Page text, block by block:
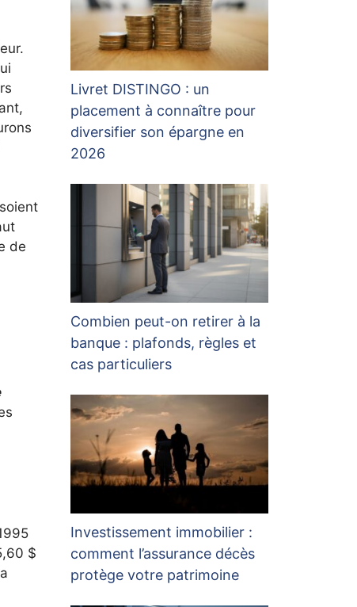
de
$
Livret DISTINGO : un
placement à connaître pour
diversifier son épargne en
2026
Combien peut-on retirer à la
banque : plafonds, règles et
cas particuliers
Investissement immobilier :
comment l’assurance décès
protège votre patrimoine